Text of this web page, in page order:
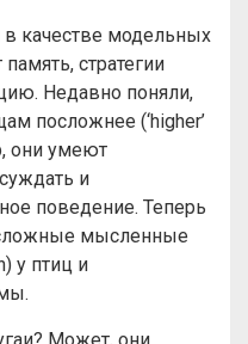
качестве модельных
стратегии
Недавно поняли,
посложнее (‘higher’
они умеют
и
поведение. Теперь
сложные мысленные
у птиц и